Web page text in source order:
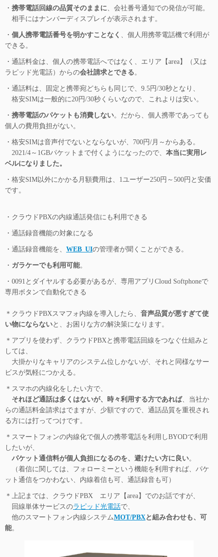
・ 携帯電話回線の品質そのままに、会社番号通知での発信が可能。
相手にはナンバーディスプレイが表示されます。
・ 個人携帯電話番号を明かすことなく 、個人用携帯電話機で利用が
できる。
・通話料金は、個人の携帯電話へではなく、エリア【area】（又は
ラピッド光電話）からの会社請求とできる。
・通話料は、固定と携帯宛どちらも同じで、9.5円/30秒となり、
格安SIMは一般的に20円/30秒くらいなので、これよりは安い。
・ 携帯電話のパケットも消費しない。だから、個人携帯であっても
個人の費用負担がない。
・格安SIMは音声付でないとならないが、700円/月～からある。
2021/4～1GBパケットまで付くようになったので、 本当に実用レ
ベルになりました。
・格安SIM以外にかかる月額費用は、1ユーザー250円～500円と安価
です。
・クラウドPBXの内線通話発信にも利用できる
・通話録音機能の対象になる
・通話録音機能を、 WEB_UIの管理者が聞くことができる。
・ ガラケーでも利用可能。
・0091とダイヤルする必要があるが、専用アプリCloud Softphoneで
専用ボタンで自動化できる
＊クラウドPBXスマフォ内線を導入したら、 音声品質が悪すぎて使
い物にならないと、お困りな方の解決策になります。
＊アプリを使わず、クラウドPBXと携帯電話回線をつなぐ仕組みと
しては、
大掛かりなキャリアのシステム位しかないが、それと同様なサー
ビスが気軽につかえる。
＊スマホの内線化をしたい方で、
それほど通話は多くはないが、時々利用する方であれば、当社か
らの通話料金請求はでますが、少額ですので、通話品質を重視され
る方には打ってつけです。
＊スマートフォンの内線化で個人の携帯電話を利用しBYODで利用
したいが、
パケット通信料が個人負担になるのを、避けたい方に良い。
（着信に関しては、フォローミーという機能を利用すれば、パケ
ット通信をつかわない、内線着信も可、通話録音も可）
＊上記までは、クラウドPBX エリア【area】でのお話ですが、
回線単体サービスのラピッド光電話で、
他のスマートフォン内線システムMOT/PBXと組み合わせも、可
能。